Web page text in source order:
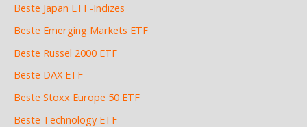
Beste Japan ETF-Indizes
Beste Emerging Markets ETF
Beste Russel 2000 ETF
Beste DAX ETF
Beste Stoxx Europe 50 ETF
Beste Technology ETF